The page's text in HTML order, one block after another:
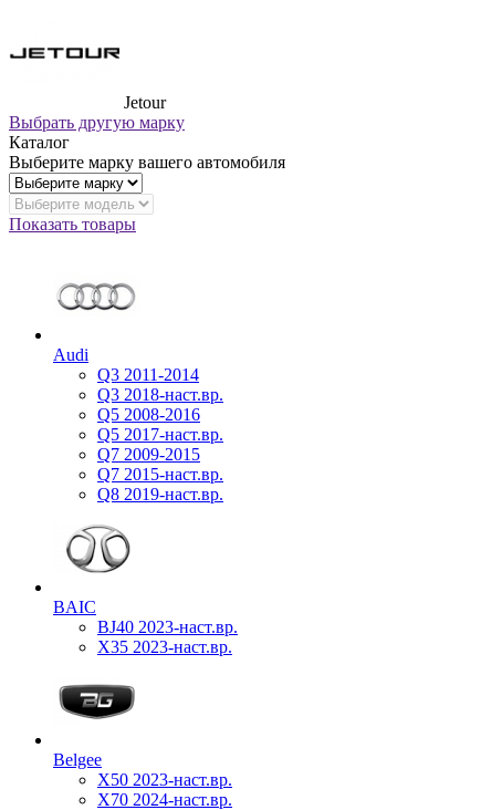
Jetour
Выбрать другую марку
Каталог
Выберите марку вашего автомобиля
Показать товары
Audi
Q3 2011-2014
Q3 2018-наст.вр.
Q5 2008-2016
Q5 2017-наст.вр.
Q7 2009-2015
Q7 2015-наст.вр.
Q8 2019-наст.вр.
BAIC
BJ40 2023-наст.вр.
X35 2023-наст.вр.
Belgee
X50 2023-наст.вр.
X70 2024-наст.вр.